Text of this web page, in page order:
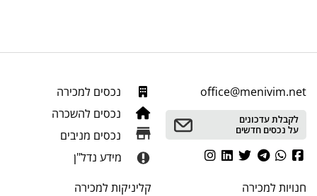
office@menivim.net
לקבלת עדכונים
על נכסים חדשים
נכסים למכירה
נכסים להשכרה
נכסים מניבים
מידע נדל"ן
חנויותלמכירה
קליניקותלמכירה